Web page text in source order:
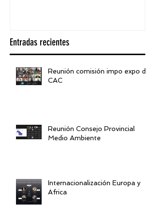
Entradas recientes
Reunión comisión impo expo de
CAC
Reunión Consejo Provincial
Medio Ambiente
Internacionalización Europa y
Africa